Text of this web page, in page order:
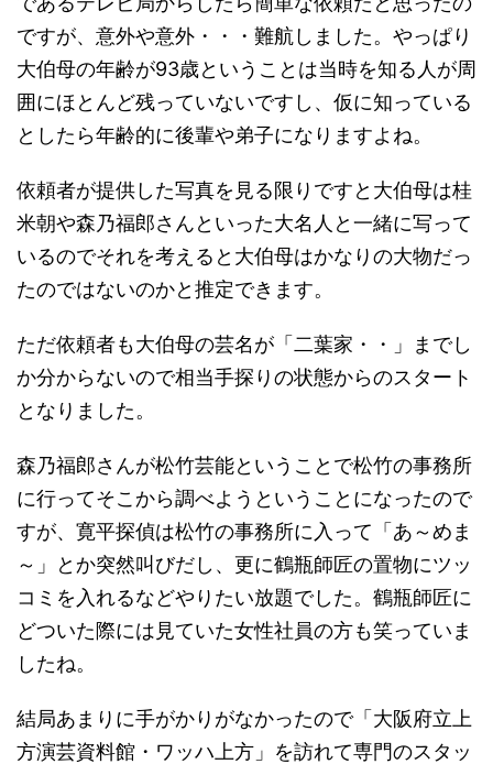
ですが、意外や意外・・・難航しました。やっぱり
大伯母の年齢が93歳ということは当時を知る人が周
囲にほとんど残っていないですし、仮に知っている
としたら年齢的に後輩や弟子になりますよね。
依頼者が提供した写真を見る限りですと大伯母は桂
米朝や森乃福郎さんといった大名人と一緒に写って
いるのでそれを考えると大伯母はかなりの大物だっ
たのではないのかと推定できます。
ただ依頼者も大伯母の芸名が「二葉家・・」までし
か分からないので相当手探りの状態からのスタート
となりました。
森乃福郎さんが松竹芸能ということで松竹の事務所
に行ってそこから調べようということになったので
すが、寛平探偵は松竹の事務所に入って「あ～めま
～」とか突然叫びだし、更に鶴瓶師匠の置物にツッ
コミを入れるなどやりたい放題でした。鶴瓶師匠に
どついた際には見ていた女性社員の方も笑っていま
したね。
結局あまりに手がかりがなかったので「大阪府立上
方演芸資料館・ワッハ上方」を訪れて専門のスタッ